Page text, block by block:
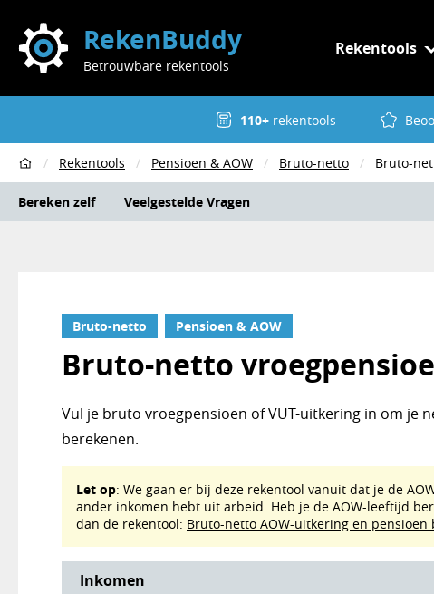
RekenBuddy
Betrouwbare rekentools
Rekentools
110+ rekentools
Home Rekentools Pensioen & AOW Bruto-netto Bruto-
Bereken zelf Veelgestelde Vragen
Bruto-netto Pensioen & AOW
Bruto-netto
Vul je bruto vroegpensioen of VUT-uitkering in om je
berekenen.
Let op: We gaan er bij deze rekentool vanuit dat je de
ander inkomen hebt uit arbeid. Heb je de AOW-leeftijd
dan de rekentool: Bruto-netto AOW-uitkering en pensioen
Inkomen